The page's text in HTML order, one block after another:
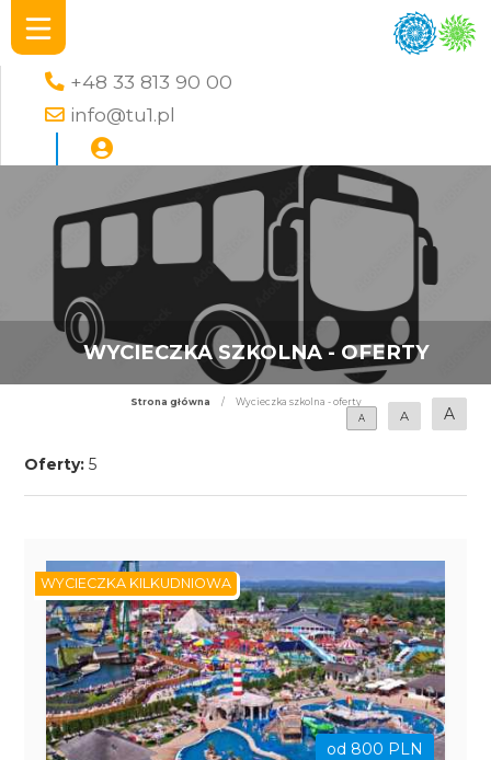
+48 33 813 90 00
info@tu1.pl
WYCIECZKA SZKOLNA - OFERTY
Strona główna /
Wycieczka szkolna - oferty
A
A A
Oferty: 5
od 800 PLN
WYCIECZKA KILKUDNIOWA